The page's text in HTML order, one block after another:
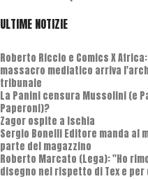
ULTIME NOTIZIE
Roberto Riccio e Comics X
massacro mediatico arriva
tribunale
La Panini censura Mussolini (e
Paperoni)?
Zagor ospite a Ischia
Sergio Bonelli Editore manda al
parte del magazzino
Roberto Marcato (Lega): "Ho
disegno nel rispetto di Tex e per